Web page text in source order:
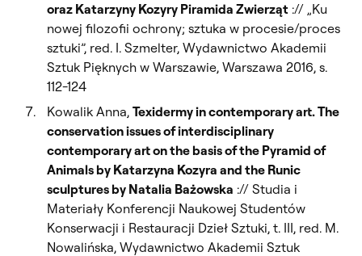
oraz Katarzyny Kozyry Piramida Zwierząt:// „Ku
nowej filozofii ochrony; sztuka w procesie/proces
sztuki”, red. I. Szmelter, Wydawnictwo Akademii
Sztuk Pięknych w Warszawie, Warszawa 2016, s.
112-124
Kowalik Anna, Texidermy in contemporary art. The
conservation issues of interdisciplinary
contemporary art on the basis of the Pyramid of
Animals by Katarzyna Kozyra and the Runic
sculptures by Natalia Bażowska :// Studia i
Materiały Konferencji Naukowej Studentów
Konserwacji i Restauracji Dzieł Sztuki, t. III, red. M.
Nowalińska, Wydawnictwo Akademii Sztuk